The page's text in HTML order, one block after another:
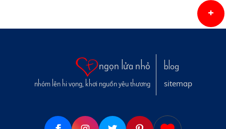
ngọn lửa nhỏ
nhóm lên hi vọng, khơi nguồn yêu thương
blog
sitemap